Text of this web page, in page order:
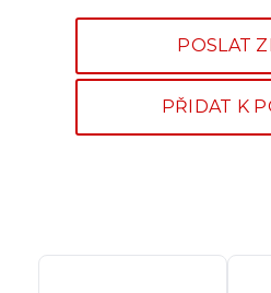
POSLAT
PŘIDAT K